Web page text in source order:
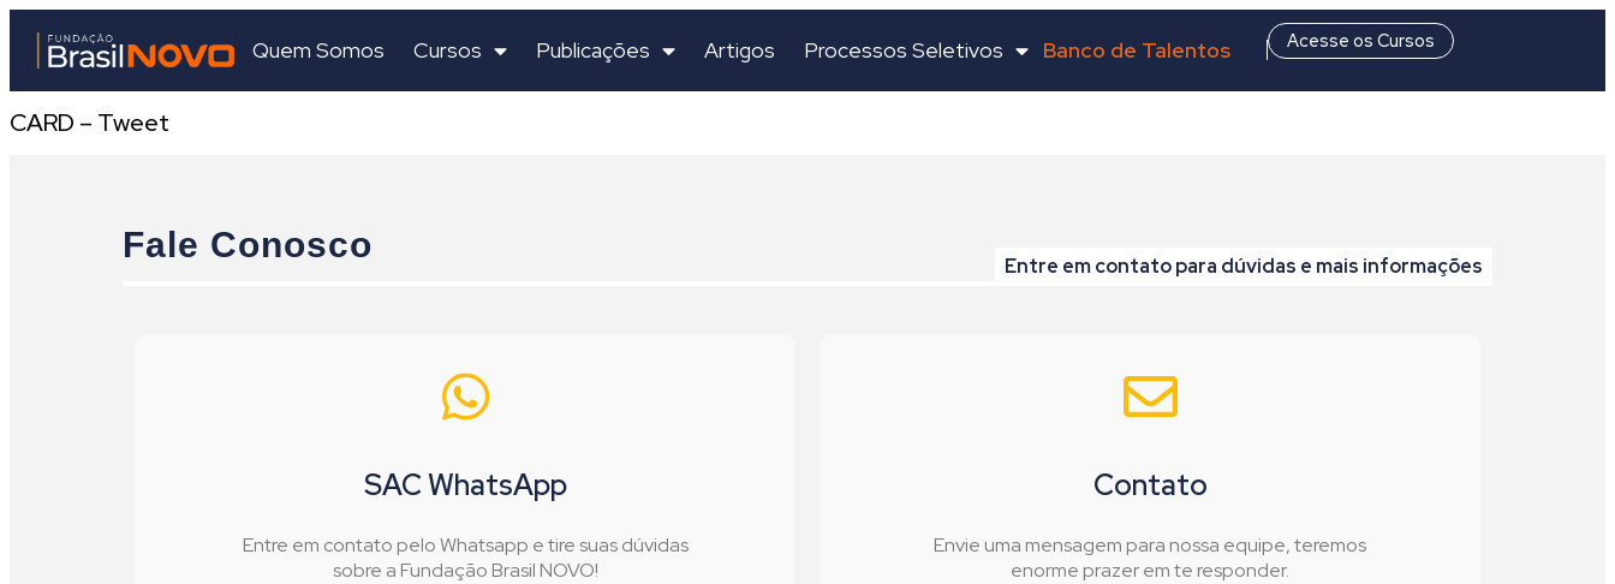
Quem Somos Cursos Publicações Artigos Processos Seletivos Banco de Talentos Acesse os Cursos
CARD – Tweet
Fale Conosco
Entre em contato para dúvidas e mais informações
SAC WhatsApp
Entre em contato pelo Whatsapp e tire suas dúvidas
sobre a Fundação Brasil NOVO!
Contato
Envie uma mensagem para nossa equipe, teremos
enorme prazer em te responder.